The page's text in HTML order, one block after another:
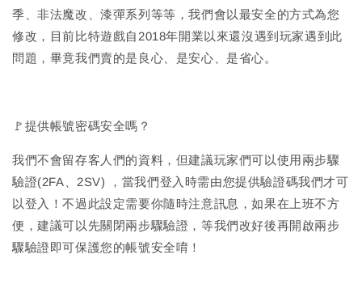
季、非法魔改、漆彈系列等等，我們會以最安全的方式為您
修改，目前比特遊戲自2018年開業以來還沒遇到玩家遇到此
問題，畢竟我們賣的是良心、是安心、是省心。
🚩提供帳號密碼安全嗎？
我們不會留存客人們的資料，但建議玩家們可以使用兩步驟
驗證(2FA、2SV) ，當我們登入時需由您提供驗證碼我們才可
以登入！不過此設定需要你隨時注意訊息，如果在上班不方
便，建議可以先關閉兩步驟驗證，等我們改好後再開啟兩步
驟驗證即可保護您的帳號安全唷！